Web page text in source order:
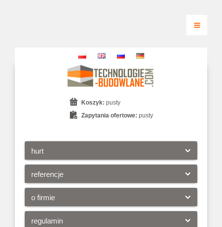
hurt
referencje
o firmie
regulamin
Koszyk: pusty
Zapytania ofertowe: pusty